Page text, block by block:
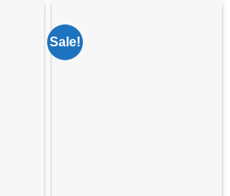
Sale!